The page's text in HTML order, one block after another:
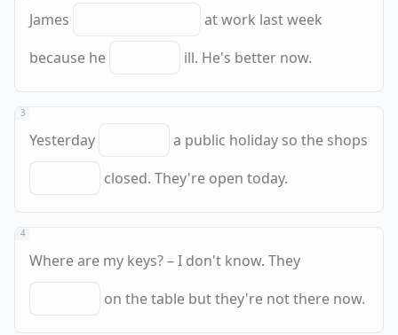
James
at work last week
because he
ill. He's better now.
3
Yesterday
a public holiday so the shops
closed. They're open today.
4
Where are my keys? – I don't know. They
on the table but they're not there now.